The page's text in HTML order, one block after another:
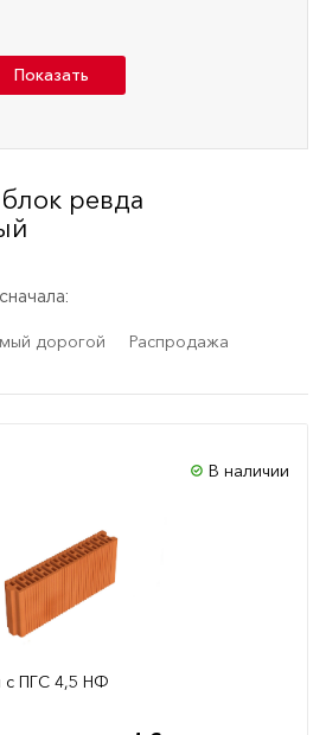
Показать
ревда
дорогой
Распродажа
В наличии
с ПГС 4,5 НФ